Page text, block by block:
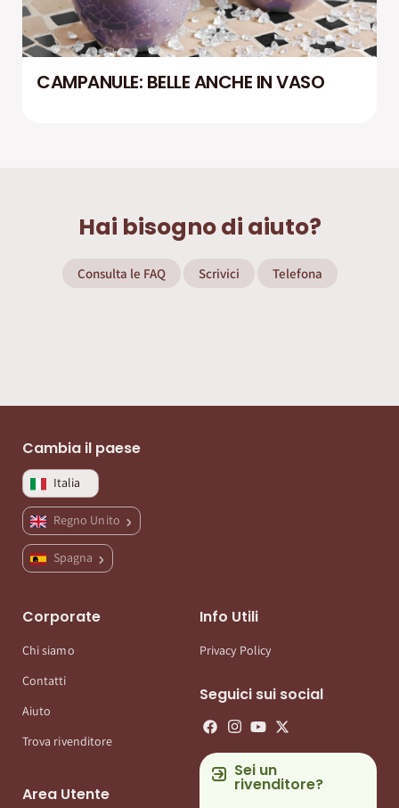
CAMPANULE: BELLE ANCHE IN VASO
Hai bisogno di aiuto?
Consulta le FAQ Scrivici Telefona
Cambia il paese
Italia
Regno Unito
Spagna
Corporate
Chi siamo
Contatti
Aiuto
Trova rivenditore
Area Utente
Info Utili
Privacy Policy
Seguici sui social
Sei un
rivenditore?